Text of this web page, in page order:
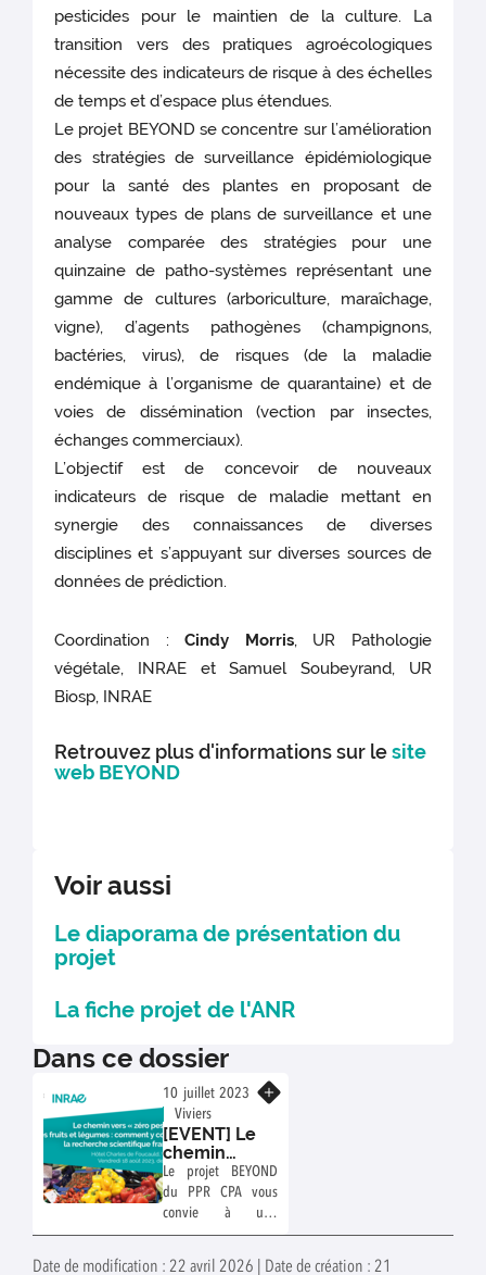
pesticides pour le maintien de la culture. La
transition vers des pratiques agroécologiques
nécessite des indicateurs de risque à des échelles
de temps et d’espace plus étendues.
Le projet BEYOND se concentre sur l’amélioration
des stratégies de surveillance épidémiologique
pour la santé des plantes en proposant de
nouveaux types de plans de surveillance et une
analyse comparée des stratégies pour une
quinzaine de patho-systèmes représentant une
gamme de cultures (arboriculture, maraîchage,
vigne), d’agents pathogènes (champignons,
bactéries, virus), de risques (de la maladie
endémique à l’organisme de quarantaine) et de
voies de dissémination (vection par insectes,
échanges commerciaux).
L’objectif est de concevoir de nouveaux
indicateurs de risque de maladie mettant en
synergie des connaissances de diverses
disciplines et s’appuyant sur diverses sources de
données de prédiction.
Coordination :Cindy Morris, UR Pathologie
végétale, INRAE et Samuel Soubeyrand, UR
Biosp, INRAE
Retrouvez plus d'informations sur lesite
web BEYOND
Voir aussi
Le diaporama de présentation du
projet
La fiche projet de l'ANR
Dans ce dossier
10 juillet 2023
Viviers
[EVENT] Le
chemin
vers "zéro
pesticides"
pour les
Comment
Le projet BEYOND
du PPR CPA vous
convie à une
animation grand
Date de modification : 22 avril 2026 | Date de création : 21